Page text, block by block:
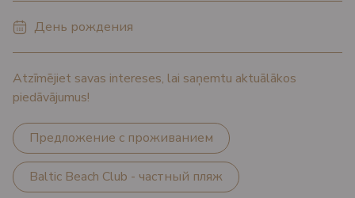
День рождения *
Atzīmējiet savas intereses, lai saņemtu aktuālākos
piedāvājumus!
Предложение с проживанием
Baltic Beach Club - частный пляж